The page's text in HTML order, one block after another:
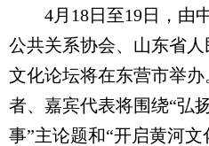
4月18日至19日，由
公共关系协会、山东省
文化论坛将在东营市举
者、嘉宾代表将围绕“弘
事”主论题和“开启黄河